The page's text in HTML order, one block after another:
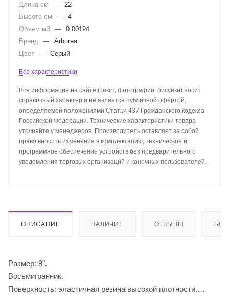
Длина см
— 22
Высота см
— 4
Объем м3 — 0.00194
Бренд — Arborea
Цвет — Серый
Все характеристики
Вся информация на сайте (текст, фотографии, рисунки) носит
справочный характер и не является публичной офертой,
определяемой положениями Статьи 437 Гражданского кодекса
Российской Федерации. Технические характеристики товара
уточняйте у менеджеров. Производитель оставляет за собой
право вносить изменения в комплектацию, техническое и
программное обеспечение устройств без предварительного
уведомления торговых организаций и конечных пользователей.
ОПИСАНИЕ НАЛИЧИЕ ОТЗЫВЫ
Размер: 8".
Восьмигранник.
Поверхность: эластичная резина высокой плотности.